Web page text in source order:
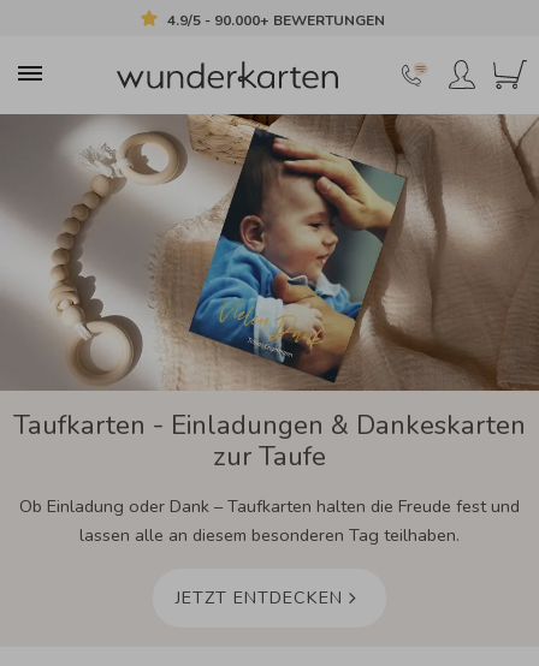
4.9/5 - 90.000+ BEWERTUNGEN
Taufkarten - Einladungen & Dankeskarten
zur Taufe
Ob Einladung oder Dank – Taufkarten halten die Freude fest und
lassen alle an diesem besonderen Tag teilhaben.
JETZT ENTDECKEN